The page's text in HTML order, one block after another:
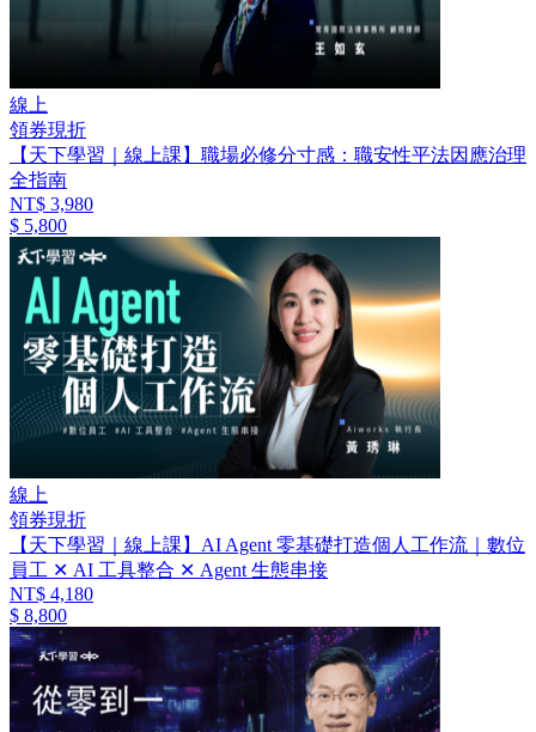
線上
領券現折
【天下學習｜線上課】職場必修分寸感：職安性平法因應治理
全指南
NT$ 3,980
$ 5,800
線上
領券現折
【天下學習｜線上課】AI Agent 零基礎打造個人工作流｜數位
員工 ✕ AI 工具整合 ✕ Agent 生態串接
NT$ 4,180
$ 8,800